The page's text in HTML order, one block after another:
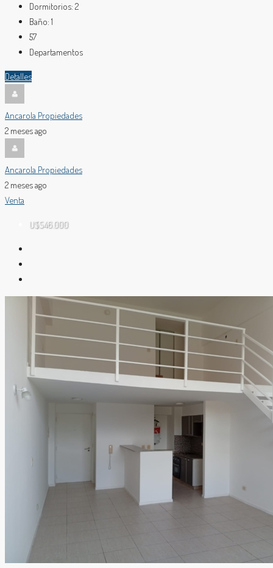
Dormitorios: 2
Baño: 1
57
Departamentos
Detalles
Ancarola Propiedades
2 meses ago
Ancarola Propiedades
2 meses ago
Venta
U$S46.000